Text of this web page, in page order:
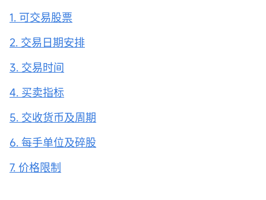
1. 可交易股票
2. 交易日期安排
3. 交易时间
4. 买卖指标
5. 交收货币及周期
6. 每手单位及碎股
7. 价格限制